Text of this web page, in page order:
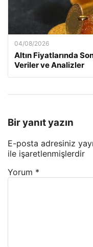
04/08/2026
Altın Fiyatlarında
Veriler ve Analizler
Bir yanıt yazın
E-posta adresiniz
ile işaretlenmişlerdir
Yorum *